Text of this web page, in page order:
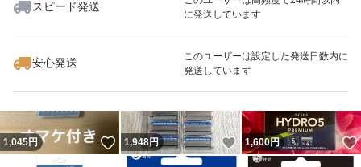
翌郵便局営業日以降の発送となります
#コストコ
#Costco
スピード発送
に発送しています
安心発送
このユーザーは設定した発送日数内に
発送しています
いいね！
3,446
1,045円 いいね！
1,948円 いいね！
1,600円